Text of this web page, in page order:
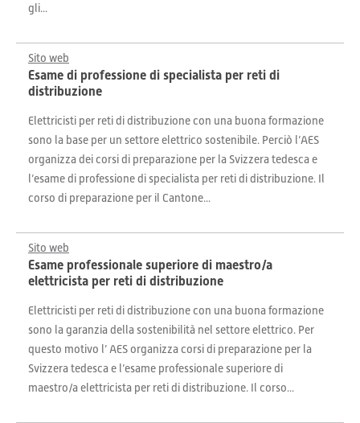
gli...
Sito web
Esame di professione di specialista per reti di
distribuzione
Elettricisti per reti di distribuzione con una buona formazione
sono la base per un settore elettrico sostenibile. Perciò l’AES
organizza dei corsi di preparazione per la Svizzera tedesca e
l’esame di professione di specialista per reti di distribuzione. Il
corso di preparazione per il Cantone...
Sito web
Esame professionale superiore di maestro/a
elettricista per reti di distribuzione
Elettricisti per reti di distribuzione con una buona formazione
sono la garanzia della sostenibilità nel settore elettrico. Per
questo motivo l’ AES organizza corsi di preparazione per la
Svizzera tedesca e l’esame professionale superiore di
maestro/a elettricista per reti di distribuzione. Il corso...